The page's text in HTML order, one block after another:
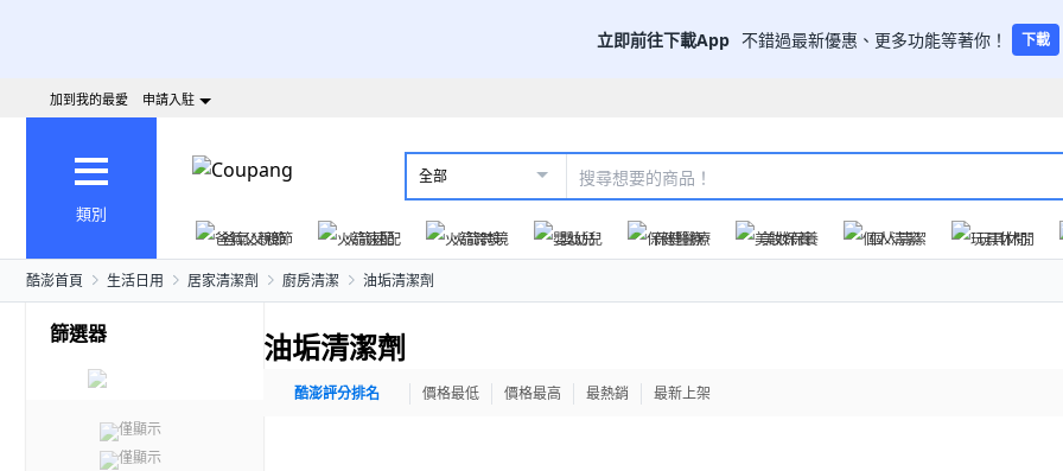
立即前往下載App 不錯過最新優惠、更多功能等著你！ 下載
加到我的最愛 申請入駐
類別
全部
爸氣父親節 火箭速配 火箭跨境 嬰幼兒 保健醫療 美妝保養 個人清潔 玩具休閒
酷澎首頁 生活日用 居家清潔劑 廚房清潔 油垢清潔劑
篩選器
僅顯示
僅顯示
油垢清潔劑
酷澎評分排名 價格最低 價格最高 最熱銷 最新上架